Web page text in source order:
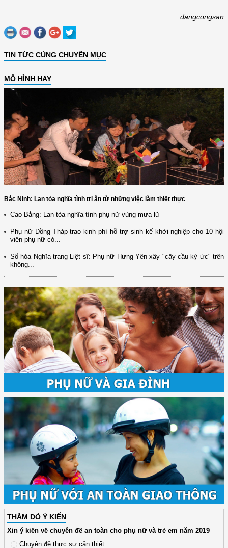
dangcongsan
TIN TỨC CÙNG CHUYÊN MỤC
MÔ HÌNH HAY
Bắc Ninh: Lan tỏa nghĩa tình tri ân từ những việc làm thiết thực
Cao Bằng: Lan tỏa nghĩa tình phụ nữ vùng mưa lũ
Phụ nữ Đồng Tháp trao kinh phí hỗ trợ sinh kế khởi nghiệp cho 10 hội
viên phụ nữ có...
Số hóa Nghĩa trang Liệt sĩ: Phụ nữ Hưng Yên xây "cây cầu ký ức" trên
không...
THĂM DÒ Ý KIẾN
Xin ý kiến về chuyên đề an toàn cho phụ nữ và trẻ em năm 2019
Chuyên đề thực sự cần thiết